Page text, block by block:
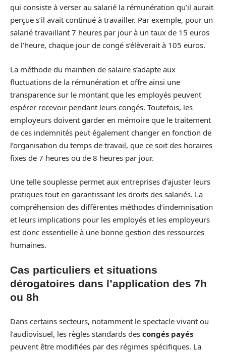
qui consiste à verser au salarié la rémunération qu’il aurait
perçue s’il avait continué à travailler. Par exemple, pour un
salarié travaillant 7 heures par jour à un taux de 15 euros
de l’heure, chaque jour de congé s’élèverait à 105 euros.
La méthode du maintien de salaire s’adapte aux
fluctuations de la rémunération et offre ainsi une
transparence sur le montant que les employés peuvent
espérer recevoir pendant leurs congés. Toutefois, les
employeurs doivent garder en mémoire que le traitement
de ces indemnités peut également changer en fonction de
l’organisation du temps de travail, que ce soit des horaires
fixes de 7 heures ou de 8 heures par jour.
Une telle souplesse permet aux entreprises d’ajuster leurs
pratiques tout en garantissant les droits des salariés. La
compréhension des différentes méthodes d’indemnisation
et leurs implications pour les employés et les employeurs
est donc essentielle à une bonne gestion des ressources
humaines.
Cas particuliers et situations
dérogatoires dans l’application des 7h
ou 8h
Dans certains secteurs, notamment le spectacle vivant ou
l’audiovisuel, les règles standards des congés payés
peuvent être modifiées par des régimes spécifiques. La